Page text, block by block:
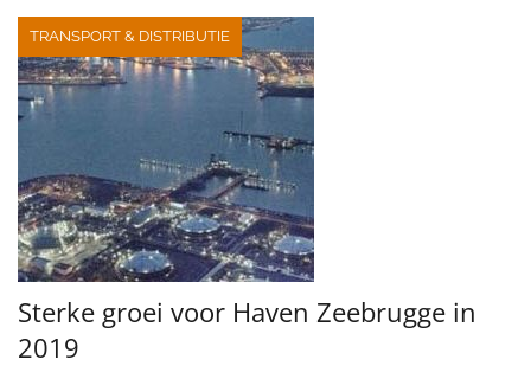
TRANSPORT & DISTRIBUTIE
Sterke groei voor Haven Zeebrugge in
2019